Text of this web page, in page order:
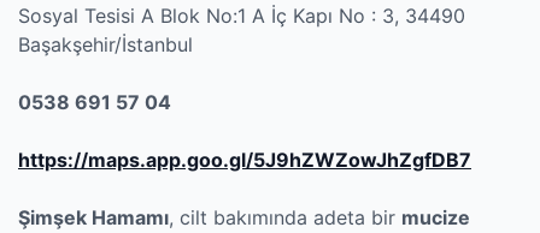
Sosyal Tesisi A Blok No:1 A İç Kapı No : 3, 34490
Başakşehir/İstanbul
0538 691 57 04
https://maps.app.goo.gl/5J9hZWZowJhZgfDB7
Şimşek Hamamı, cilt bakımında adeta bir mucize